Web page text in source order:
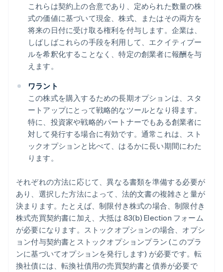
これらは契約上の合意であり、定められた数量の株
式の価値に基づいて現金、株式、またはその両方を
将来の日付に受け取る権利を付与します。企業は、
しばしばこれらの手段を利用して、エクイティプー
ルを希釈化することなく、特定の創業者に報酬を与
えます。
ワラント
この株式を購入するための長期オプションは、スタ
ートアップにとって戦略的なツールとなり得ます。
特に、投資家や戦略的パートナーでもある創業者に
対して発行する場合に有効です。通常これは、スト
ックオプションと比べて、はるかに長い期間にわた
ります。
それぞれの方法に応じて、異なる書類を準備する必要が
あり、選択した方法によって、法的文書の複雑さと量が
決まります。たとえば、制限付き株式の場合、制限付き
株式売買契約書に加え、大抵は 83(b) Election フォーム
が必要になります。ストックオプションの場合、オプシ
ョン付与契約書とストックオプションプラン (このプラ
ンに基づいてオプションを発行します) が必要です。転
換社債には、転換社債用の売買契約書と債券が必要で